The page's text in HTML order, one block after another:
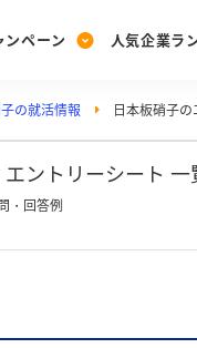
ンペーン
Post
投稿する
人気企業ラ
Ranking
ランキングを見る
Vote
PickUp
注目の企業特集
の就活情報 日本板硝子
ントリーシート 一
・回答例